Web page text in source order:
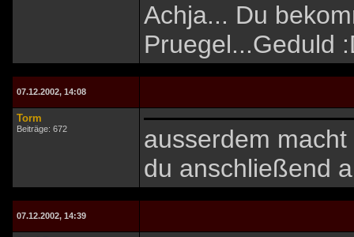
Achja... Du
Pruegel...Geduld
07.12.2002, 14:08
Torm
Beiträge: 672
ausserdem
du anschließend
07.12.2002, 14:39